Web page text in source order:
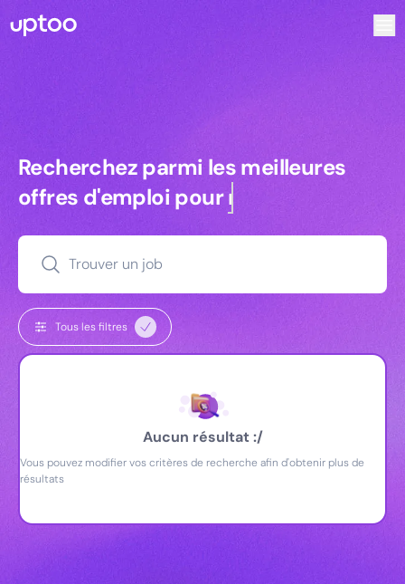
Recherchez parmi les meilleures
Recherchez parmi les meilleures
offres d'emploi pourmanagers
Trouver un job
Tous les filtres
Aucun résultat :/
Vous pouvez modifier vos critères de recherche afin d'obtenir plus de
résultats